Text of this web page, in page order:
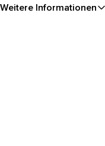
Weitere Informationen